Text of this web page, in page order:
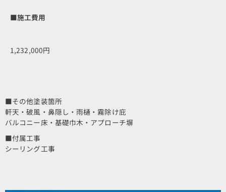
■施工費用
1,232,000円
■その他塗装箇所
軒天・破風・鼻隠し・雨樋・霧除け庇
バルコニー床・基礎巾木・アプローチ塀
■付属工事
シーリング工事